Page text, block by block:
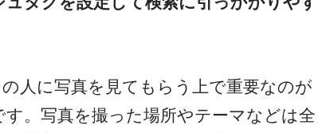
の人に写真を見てもらう上で重要なのが
。写真を撮った場所やテーマなどは全